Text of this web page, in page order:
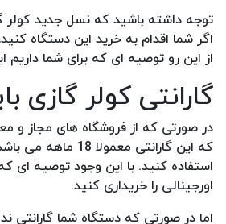
توجه داشته باشید که نسل جدید کولر
اگر شما اقدام به خرید این دستگاه
از این رو توصیه ای که برای شما داریم
گارانتی کولر گازی
در صورتی که از فروشگاه های مجاز و
که این
استفاده کنید. با این وجود توصیه ای
اورجینالی را خریداری کنید.
اما در صورتی که دستگاه شما